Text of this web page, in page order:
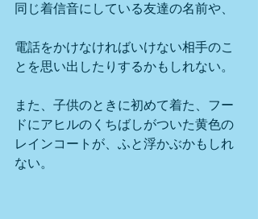
同じ着信音にしている友達の名前や、
電話をかけなければいけない相手のこ
とを思い出したりするかもしれない。
また、子供のときに初めて着た、フー
ドにアヒルのくちばしがついた黄色の
レインコートが、ふと浮かぶかもしれ
ない。